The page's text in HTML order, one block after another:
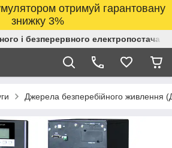
отримуй гарантовану
знижку 3%
і безперервного
Джерела безперебійного живлення